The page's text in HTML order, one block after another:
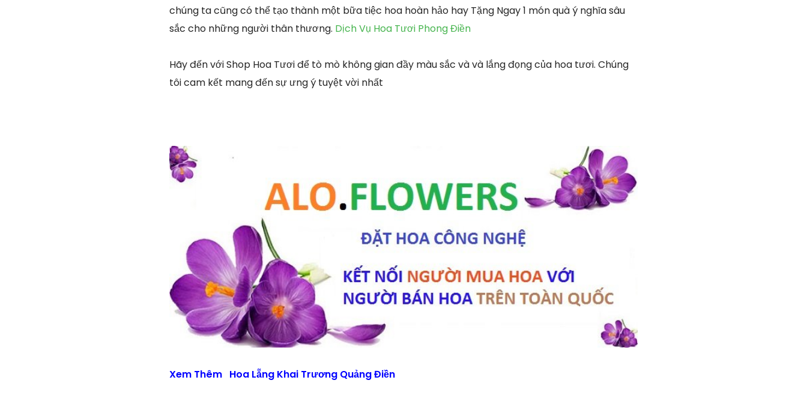
chúng ta cũng có thể tạo thành một bữa tiệc hoa hoàn hảo hay Tặng Ngay 1 món quà ý nghĩa sâu
sắc cho những người thân thương. Dịch Vụ Hoa Tươi Phong Điền
Hãy đến với Shop Hoa Tươi để tò mò không gian đầy màu sắc và và lắng đọng của hoa tươi. Chúng
tôi cam kết mang đến sự ưng ý tuyệt vời nhất
Xem Thêm Hoa Lẵng Khai Trương Quảng Điền